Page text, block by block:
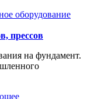
оборудование
прессов
на фундамент.